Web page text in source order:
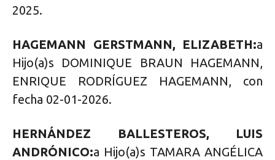
2025.
HAGEMANN GERSTMANN, ELIZABETH:a
Hijo(a)s DOMINIQUE BRAUN HAGEMANN,
ENRIQUE RODRÍGUEZ HAGEMANN, con
fecha 02-01-2026.
HERNÁNDEZ BALLESTEROS, LUIS
ANDRÓNICO:a Hijo(a)s TAMARA ANGÉLICA